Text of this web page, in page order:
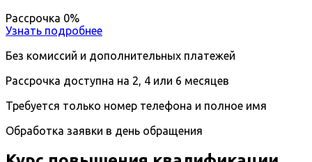
Рассрочка 0%
Узнать подробнее
Без комиссий и дополнительных платежей
Рассрочка доступна на 2, 4 или 6 месяцев
Требуется только номер телефона и полное имя
Обработка заявки в день обращения